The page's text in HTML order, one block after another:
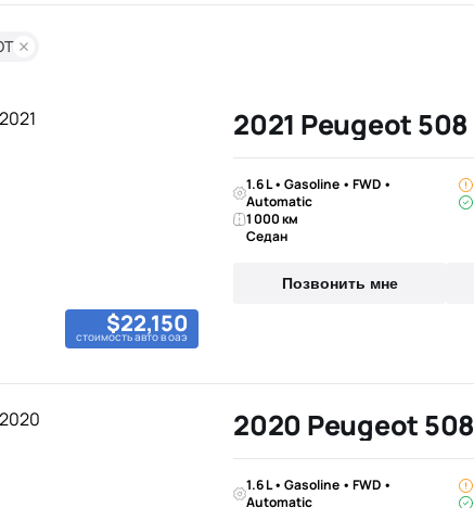
$22,150
стоимость авто в оаэ
2021 Peugeot 508
1.6 L • Gasoline • FWD •
Automatic
1 000 км
Седан
Позвонить мне
2020 Peugeot 508
1.6 L • Gasoline • FWD •
Automatic